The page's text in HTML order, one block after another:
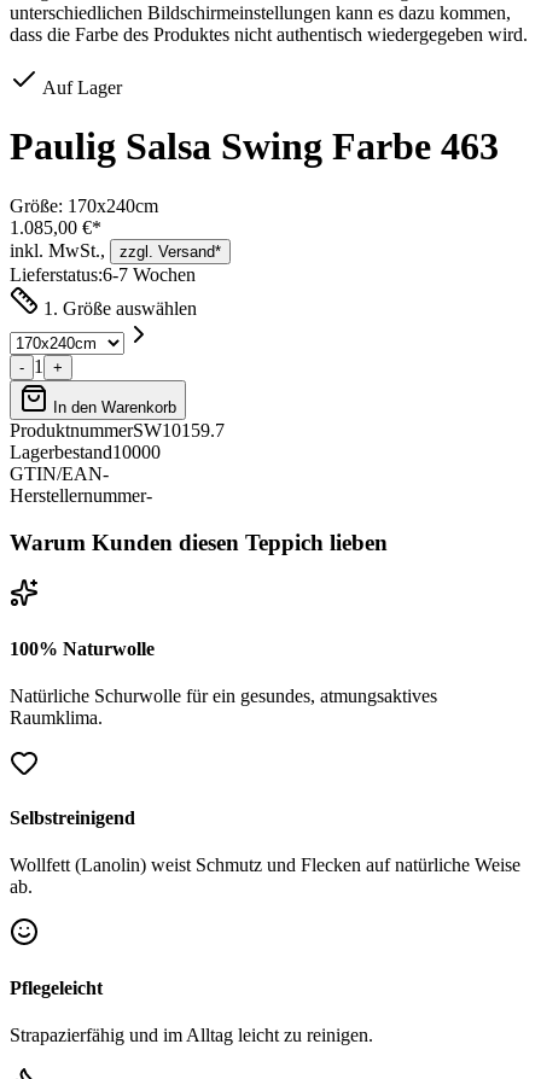
unterschiedlichen Bildschirmeinstellungen kann es dazu kommen,
dass die Farbe des Produktes nicht authentisch wiedergegeben wird.
Auf Lager
Paulig Salsa Swing Farbe 463
Größe: 170x240cm
1.085,00 €*
inkl. MwSt.,
zzgl. Versand*
Lieferstatus:6-7 Wochen
1. Größe auswählen
- 1 +
In den Warenkorb
ProduktnummerSW10159.7
Lagerbestand10000
GTIN/EAN-
Herstellernummer-
Warum Kunden diesen Teppich lieben
100% Naturwolle
Natürliche Schurwolle für ein gesundes, atmungsaktives
Raumklima.
Selbstreinigend
Wollfett (Lanolin) weist Schmutz und Flecken auf natürliche Weise
ab.
Pflegeleicht
Strapazierfähig und im Alltag leicht zu reinigen.